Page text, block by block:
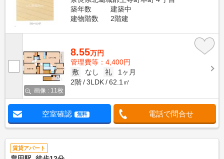
築年数
建築中
建物階数
2階建
画像 : 11枚
8.55万円
管理費等：4,400円
敷
なし 礼
1ヶ月
2階
3LDK 62.1㎡
空室確認 無料 電話で問合せ
賃貸アパート